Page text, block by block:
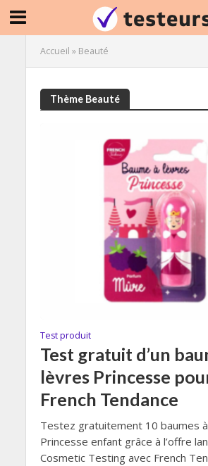
Accueil » Beauté
Thème Beauté
Test produit
Test gratuit d’un
lèvres Princesse
French Tendance
Testez gratuitement 10 baumes
Princesse enfant grâce à l’offre
Cosmetic Testing avec French